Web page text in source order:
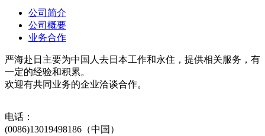
公司简介
公司概要
业务合作
严海赴日主要为中国人去日本工作和永住，提供相关服务，有
一定的经验和积累。
欢迎有共同业务的企业洽谈合作。
电话：
(0086)13019498186（中国）